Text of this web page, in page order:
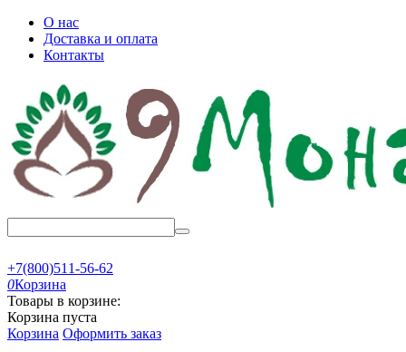
О нас
Доставка и оплата
Контакты
+7(800)511-56-62
0Корзина
Товары в корзине:
Корзина пуста
Корзина Оформить заказ